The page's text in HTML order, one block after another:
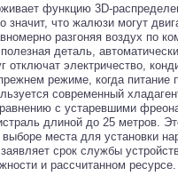
функцию 3D-
значит, что жалюзи могут
разгоняя воздух по
деталь,
отключат электричество,
режиме, когда питание
современный
с устаревшими
длиной до 25 метров.
места для установки
срок службы
и рассчитанном ресурсе.